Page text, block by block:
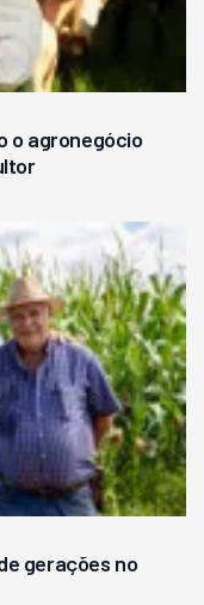
o agronegócio
gerações no